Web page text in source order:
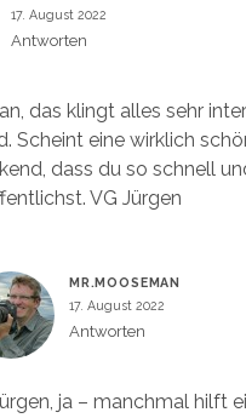
17. August 2022
Antworten
das klingt alles sehr
Scheint eine wirklich
dass du so schnell
VG Jürgen
MR.MOOSEMAN
17. August 2022
Antworten
ja – manchmal hilft